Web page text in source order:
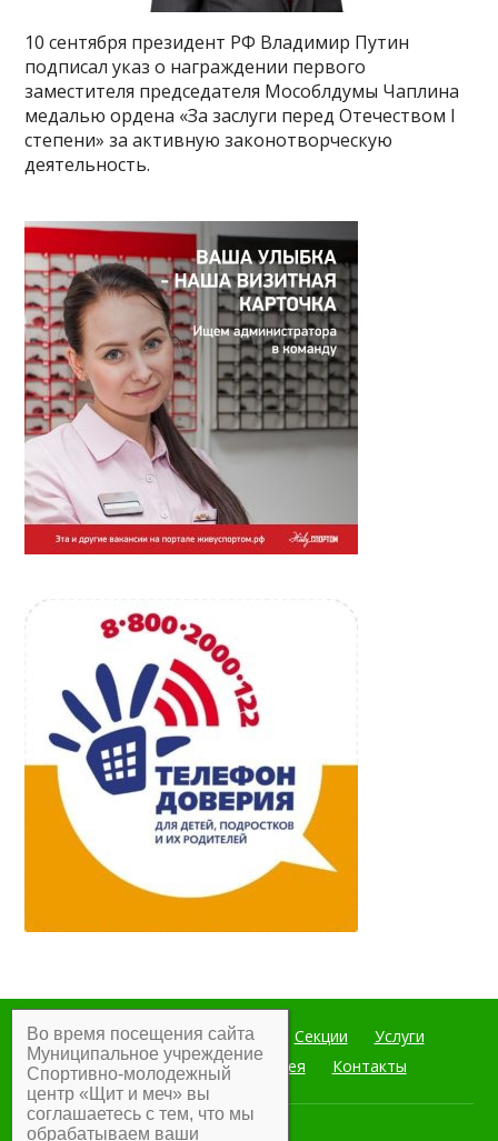
10 сентября президент РФ Владимир Путин
подписал указ о награждении первого
заместителя председателя Мособлдумы Чаплина
медалью ордена «За заслуги перед Отечеством I
степени» за активную законотворческую
деятельность.
Главная Мероприятия Секции
Услуги
Документы
Фотогалерея Контакты
Во время посещения сайта
Муниципальное учреждение
Спортивно-молодежный
центр «Щит и меч» вы
соглашаетесь с тем, что мы
обрабатываем ваши